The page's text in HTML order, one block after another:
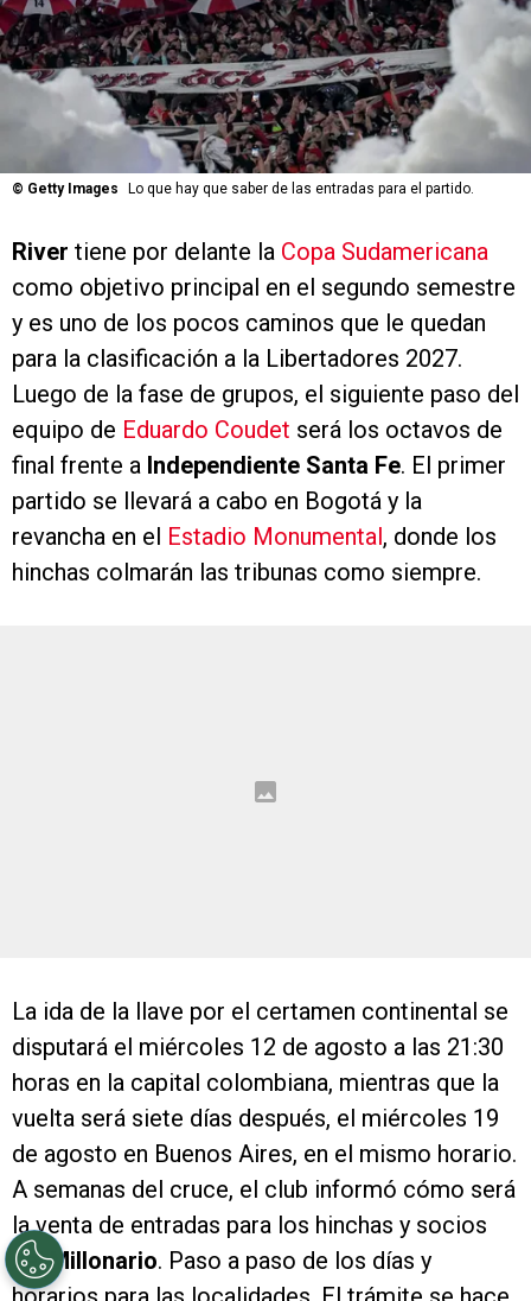
© Getty Images Lo que hay que saber de las entradas para el partido.
River tiene por delante la Copa Sudamericana
como objetivo principal en el segundo semestre
y es uno de los pocos caminos que le quedan
para la clasificación a la Libertadores 2027.
Luego de la fase de grupos, el siguiente paso del
equipo de Eduardo Coudet será los octavos de
final frente a Independiente Santa Fe. El primer
partido se llevará a cabo en Bogotá y la
revancha en el Estadio Monumental , donde los
hinchas colmarán las tribunas como siempre.
La ida de la llave por el certamen continental se
disputará el miércoles 12 de agosto a las 21:30
horas en la capital colombiana, mientras que la
vuelta será siete días después, el miércoles 19
de agosto en Buenos Aires, en el mismo horario.
A semanas del cruce, el club informó cómo será
la venta de entradas para los hinchas y socios
delMillonario. Paso a paso de los días y